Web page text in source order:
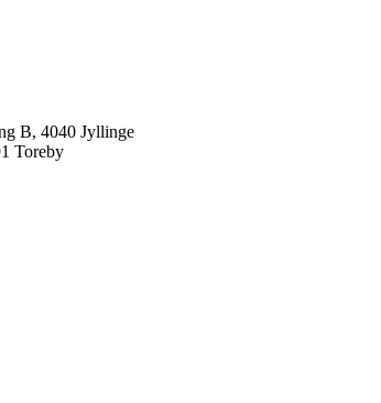
B, 4040 Jyllinge
Toreby